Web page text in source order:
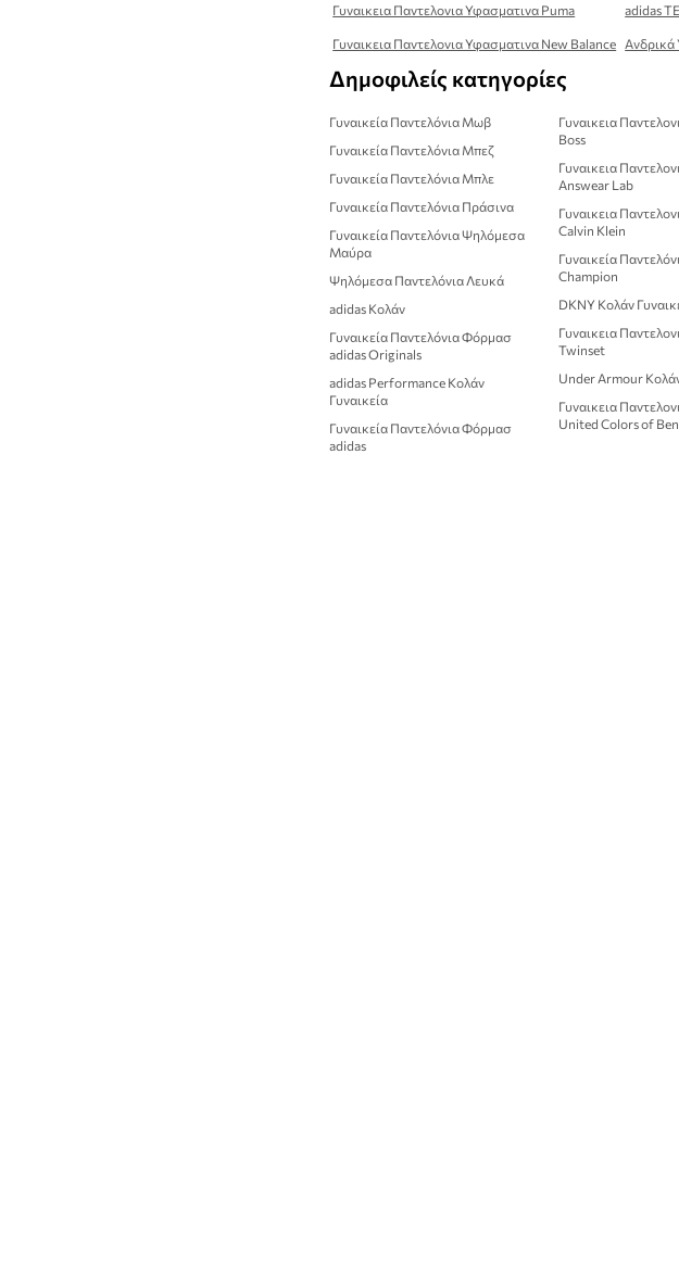
Γυναικεια Παντελονια Υφασματινα Puma
adidas
Γυναικεια Παντελονια Υφασματινα New Balance Ανδρικά
Δημοφιλείς κατηγορίες
Γυναικεία Παντελόνια Μωβ
Γυναικεία Παντελόνια Μπεζ
Γυναικεία Παντελόνια Μπλε
Γυναικεία Παντελόνια Πράσινα
Γυναικεία Παντελόνια Ψηλόμεσα
Μαύρα
Ψηλόμεσα Παντελόνια Λευκά
adidas Κολάν
Γυναικεία Παντελόνια Φόρμασ
adidas Originals
adidas Performance Κολάν
Γυναικεία
Γυναικεία Παντελόνια Φόρμασ
adidas
Γυναικεια
Boss
Γυναικεια
Answear Lab
Γυναικεια
Calvin Klein
Γυναικεία
Champion
DKNY Κολάν
Γυναικεια
Twinset
Under Armour
Γυναικεια
United Colors of